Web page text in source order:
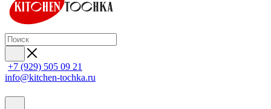
+7 (929) 505 09 21
info@kitchen-tochka.ru